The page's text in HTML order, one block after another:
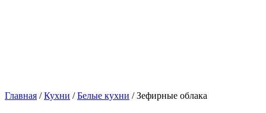
Главная /Кухни /Белые кухни / Зефирные облака